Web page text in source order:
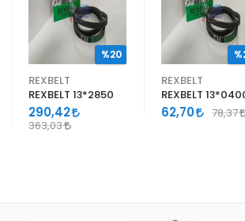
REXBELT
REXBELT 13*2850
290,42
363,03
%20
REXBELT
REXBELT
62,70 78,37